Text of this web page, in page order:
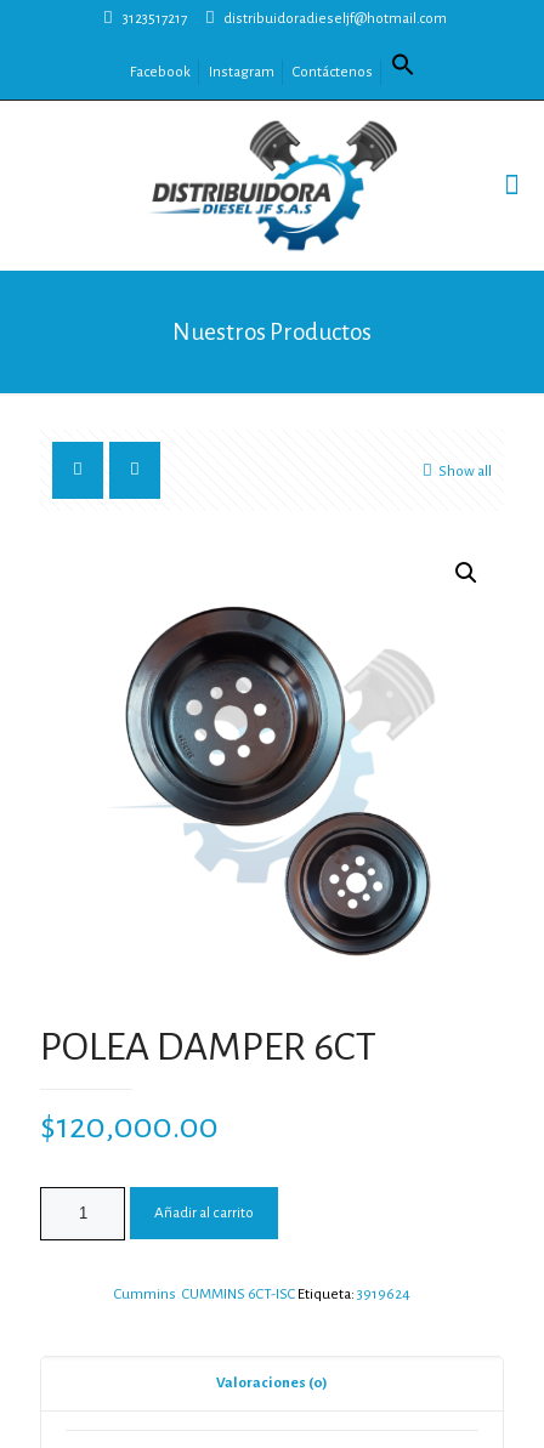
3123517217 distribuidoradieseljf@hotmail.com
Facebook Instagram Contáctenos
Nuestros Productos
Show all
POLEA DAMPER 6CT
$120,000.00
Añadir al carrito
Cummins CUMMINS 6CT-ISC Etiqueta: 3919624
Valoraciones (0)